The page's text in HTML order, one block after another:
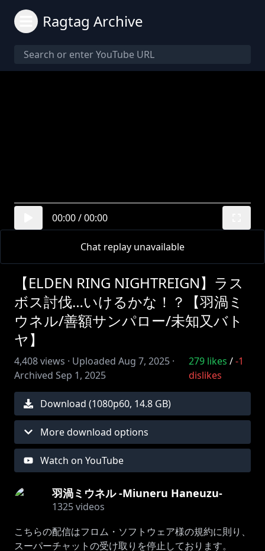
Ragtag Archive
00:00/00:00
Chat replay unavailable
【ELDEN RING NIGHTREIGN】ラス
ボス討伐…いけるかな！？【羽渦ミ
ウネル/善額サンパロー/未知又バト
ヤ】
4,408views · Uploaded Aug 7, 2025 ·
Archived Sep 1, 2025
279 likes /-1
dislikes
Download (1080p60, 14.8 GB)
More download options
Watch on YouTube
羽渦ミウネル -Miuneru Haneuzu-
1325videos
こちらの配信はフロム・ソフトウェア様の規約に則り、
スーパーチャットの受け取りを停止しております。